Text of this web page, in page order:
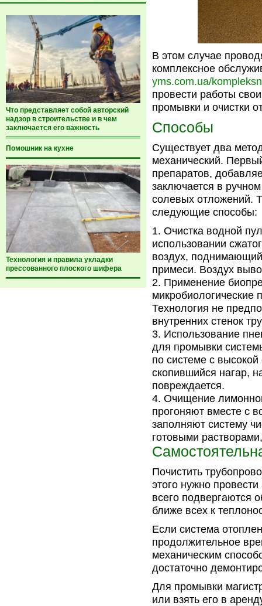
Что представляет собой авторский
надзор в строительстве и в чем
заключается его важность
Помошник на кухне
Технология и правила укладки
прессованного плоского шифера
В этом случае
комплексное
yms.com.ua/
провести работы
промывки и очистки
Способы
Существует два
механический.
препаратов,
заключается в
солевых отложений.
следующие способы:
Очистка водной
использовании
воздух,
примеси. Воздух
Применение
Технология не
внутренних стенок
Использование
для промывки
по системе с
скопившийся нагар,
повреждается.
Очищение
прогоняют вместе с
заполняют систему
готовыми
Почистить
этого нужно
всего подвергаются
ближе всех к
Если система
продолжительное
механическим
достаточно
Для промывки
или взять его в